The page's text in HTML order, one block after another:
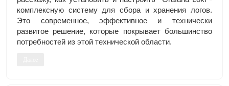
комплексную систему для сбора и хранения логов.
Это современное, эффективное и технически
развитое решение, которые покрывает большинство
потребностей из этой технической области.